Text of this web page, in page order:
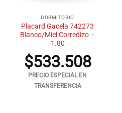
DORMITORIO
Placard Gacela 742273
Blanco/Miel Corredizo –
1.80
$533.508
PRECIO ESPECIAL EN
TRANSFERENCIA